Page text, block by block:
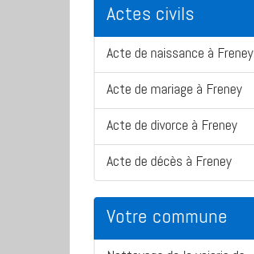
Actes civils
Acte de naissance à Freney
Acte de mariage à Freney
Acte de divorce à Freney
Acte de décès à Freney
Votre commune